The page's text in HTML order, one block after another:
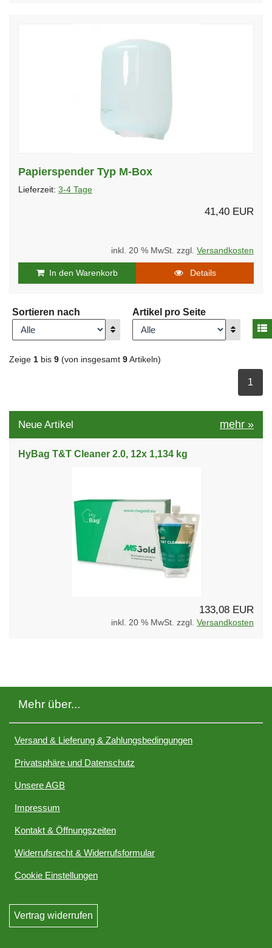
Papierspender Typ M-Box
Lieferzeit: 3-4 Tage
41,40 EUR
inkl. 20 % MwSt. zzgl. Versandkosten
In den Warenkorb Details
Sortieren nach
Anzeigen
Artikel pro Seite
Anzeigen
Zeige 1 bis 9 (von insgesamt 9 Artikeln)
1
Neue Artikel mehr »
HyBag T&T Cleaner 2.0, 12x 1,134 kg
133,08 EUR
inkl. 20 % MwSt. zzgl. Versandkosten
Mehr über...
Versand & Lieferung & Zahlungsbedingungen
Privatsphäre und Datenschutz
Unsere AGB
Impressum
Kontakt & Öffnungszeiten
Widerrufsrecht & Widerrufsformular
Cookie Einstellungen
Vertrag widerrufen